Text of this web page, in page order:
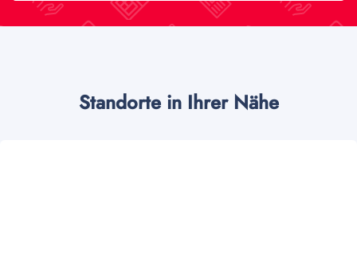
Standorte in Ihrer Nähe